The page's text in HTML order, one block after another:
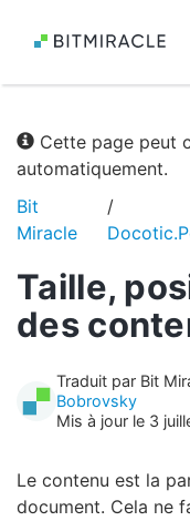
Cette page peut
automatiquement.
Bit
Miracle
Taille,
des
Traduit par Bit
Bobrovsky
Mis à jour le 3
Le contenu est la
document. Cela ne